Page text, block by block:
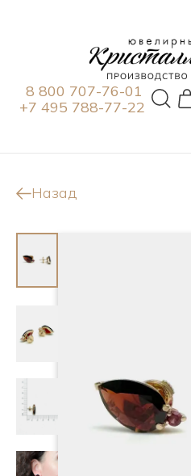
8 800 707-76-01
+7 495 788-77-22
Назад